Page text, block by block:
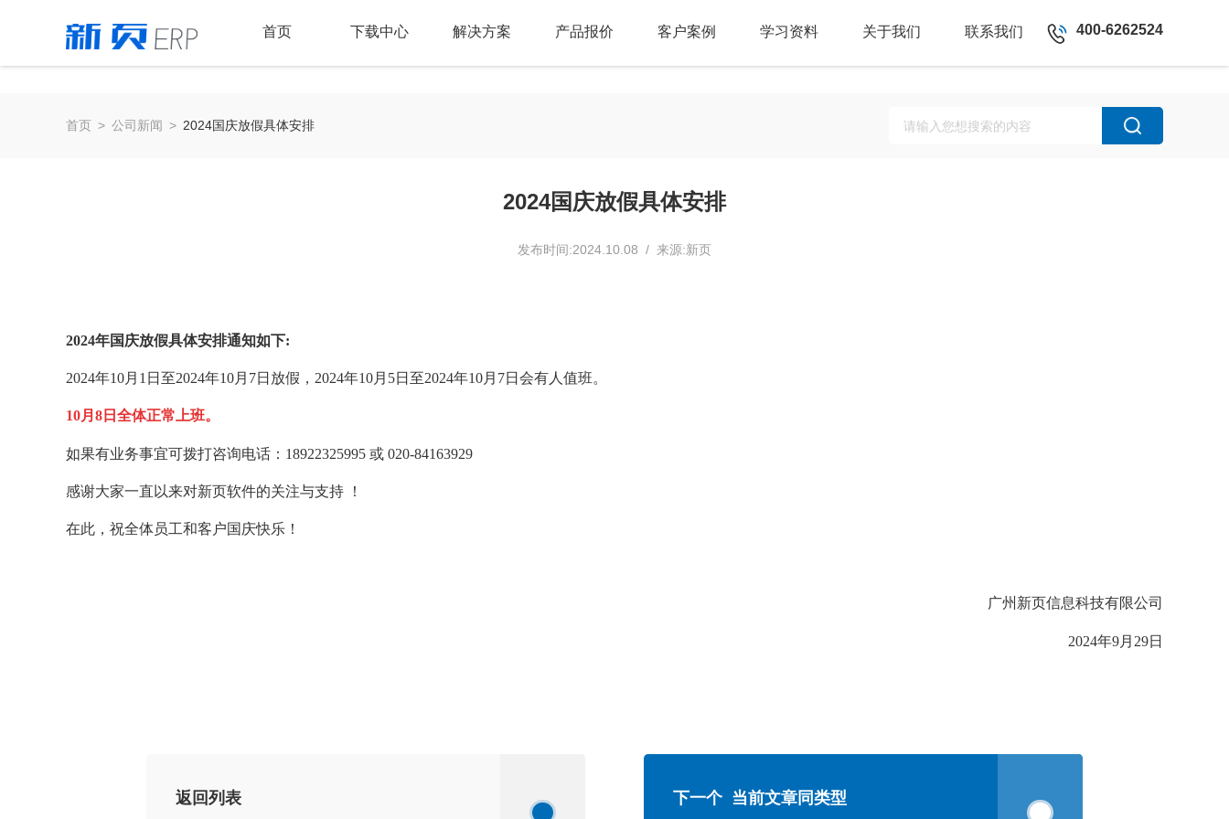
400-6262524
首页 下载中心 解决方案 产品报价 客户案例 学习资料 关于我们 联系我们
首页 > 公司新闻 > 2024国庆放假具体安排
2024国庆放假具体安排
发布时间:2024.10.08 / 来源:新页
2024年国庆放假具体安排通知如下:
2024年10月1日至2024年10月7日放假，2024年10月5日至2024年10月7日会有人值班。
10月8日全体正常上班。
如果有业务事宜可拨打咨询电话：18922325995 或 020-84163929
感谢大家一直以来对新页软件的关注与支持 ！
在此，祝全体员工和客户国庆快乐！
广州新页信息科技有限公司
2024年9月29日
返回列表 下一个 当前文章同类型